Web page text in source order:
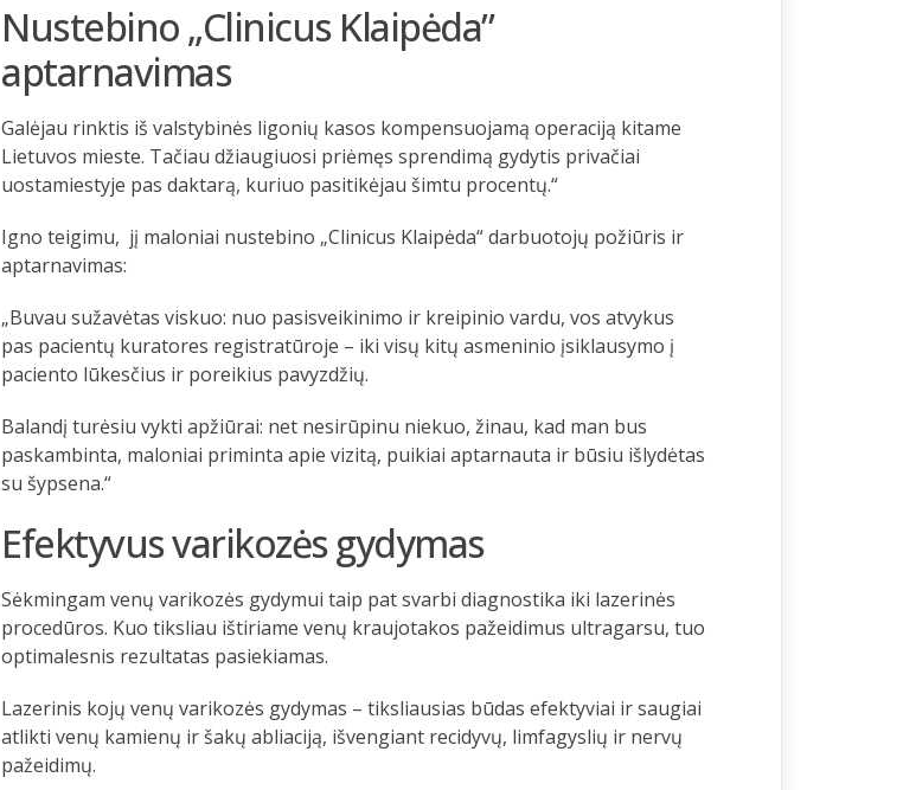
Nustebino „Clinicus Klaipėda”
aptarnavimas
Galėjau rinktis iš valstybinės ligonių kasos kompensuojamą operaciją kitame
Lietuvos mieste. Tačiau džiaugiuosi priėmęs sprendimą gydytis privačiai
uostamiestyje pas daktarą, kuriuo pasitikėjau šimtu procentų.“
Igno teigimu, jį maloniai nustebino „Clinicus Klaipėda“ darbuotojų požiūris ir
aptarnavimas:
„Buvau sužavėtas viskuo: nuo pasisveikinimo ir kreipinio vardu, vos atvykus
pas pacientų kuratores registratūroje – iki visų kitų asmeninio įsiklausymo į
paciento lūkesčius ir poreikius pavyzdžių.
Balandį turėsiu vykti apžiūrai: net nesirūpinu niekuo, žinau, kad man bus
paskambinta, maloniai priminta apie vizitą, puikiai aptarnauta ir būsiu išlydėtas
su šypsena.“
Efektyvus varikozės gydymas
Sėkmingam venų varikozės gydymui taip pat svarbi diagnostika iki lazerinės
procedūros. Kuo tiksliau ištiriame venų kraujotakos pažeidimus ultragarsu, tuo
optimalesnis rezultatas pasiekiamas.
Lazerinis kojų venų varikozės gydymas – tiksliausias būdas efektyviai ir saugiai
atlikti venų kamienų ir šakų abliaciją, išvengiant recidyvų, limfagyslių ir nervų
pažeidimų.